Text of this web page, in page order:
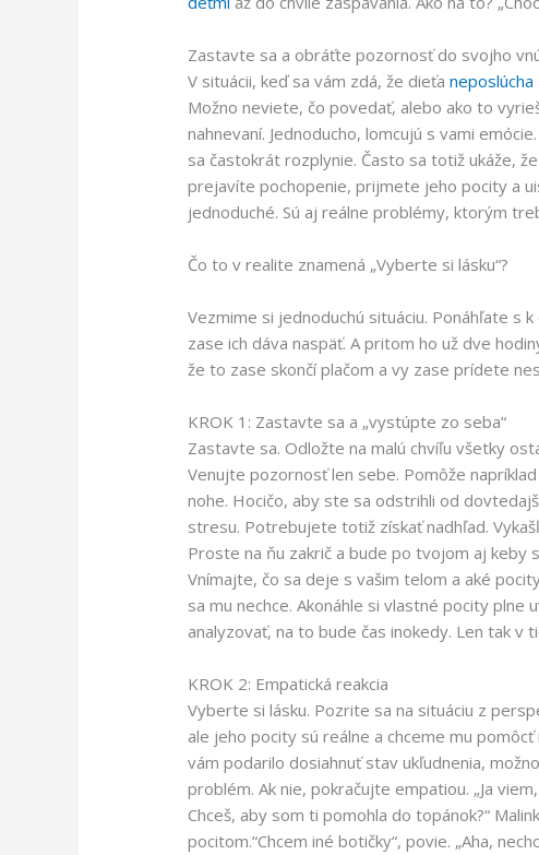
Zastavte sa a obráťte pozornosť do svojho
V situácii, keď sa vám zdá, že dieťaneposlúcha
Možno neviete, čo povedať, alebo ako to
nahnevaní. Jednoducho, lomcujú s vami
sa častokrát rozplynie. Často sa totiž ukáže,
prejavíte pochopenie, prijmete jeho pocity a
jednoduché. Sú aj reálne problémy, ktorým
Čo to v realite znamená „Vyberte si lásku“?
Vezmime si jednoduchú situáciu. Ponáhľate s
zase ich dáva naspäť. A pritom ho už dve
že to zase skončí plačom a vy zase prídete
KROK 1: Zastavte sa a „vystúpte zo seba“
Zastavte sa. Odložte na malú chvíľu všetky
Venujte pozornosť len sebe. Pomôže
nohe. Hocičo, aby ste sa odstrihli od
stresu. Potrebujete totiž získať nadhľad.
Proste na ňu zakrič a bude po tvojom aj keby
Vnímajte, čo sa deje s vašim telom a aké
sa mu nechce. Akonáhle si vlastné pocity
analyzovať, na to bude čas inokedy. Len tak v
KROK 2: Empatická reakcia
Vyberte si lásku. Pozrite sa na situáciu z
ale jeho pocity sú reálne a chceme mu
vám podarilo dosiahnuť stav ukľudnenia,
problém. Ak nie, pokračujte empatiou. „Ja
Chceš, aby som ti pomohla do topánok?“
pocitom.“Chcem iné botičky“, povie. „Aha,